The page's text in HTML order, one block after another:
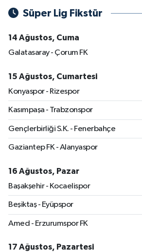
Süper Lig Fikstür
14 Ağustos, Cuma
Galatasaray - Çorum FK
15 Ağustos, Cumartesi
Konyaspor - Rizespor
Kasımpaşa - Trabzonspor
Gençlerbirliği S.K. - Fenerbahçe
Gaziantep FK - Alanyaspor
16 Ağustos, Pazar
Başakşehir - Kocaelispor
Beşiktaş - Eyüpspor
Amed - Erzurumspor FK
17 Ağustos, Pazartesi